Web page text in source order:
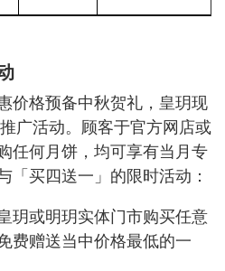
价格预备中秋贺礼，皇玥现
广活动。顾客于官方网店或
任何月饼，均可享有当月专
「买四送一」的限时活动：
玥或明玥实体门市购买任意
费赠送当中价格最低的一